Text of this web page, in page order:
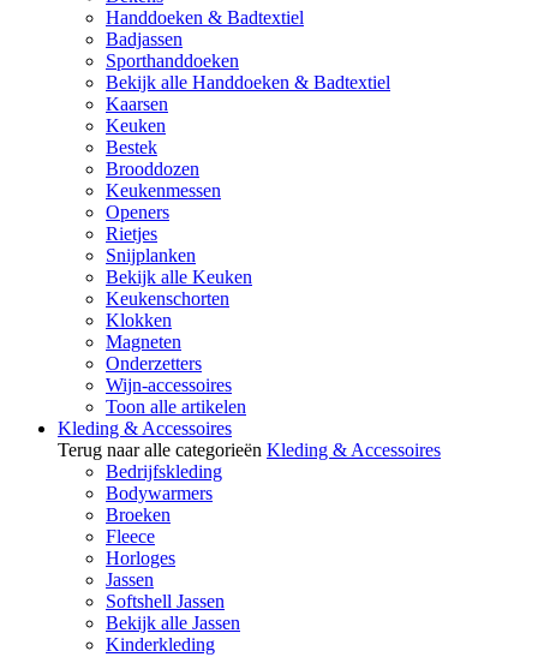
Handdoeken & Badtextiel
Badjassen
Sporthanddoeken
Bekijk alle Handdoeken & Badtextiel
Kaarsen
Keuken
Bestek
Brooddozen
Keukenmessen
Openers
Rietjes
Snijplanken
Bekijk alle Keuken
Keukenschorten
Klokken
Magneten
Onderzetters
Wijn-accessoires
Toon alle artikelen
Kleding & Accessoires
Terug naar alle categorieën Kleding & Accessoires
Bedrijfskleding
Bodywarmers
Broeken
Fleece
Horloges
Jassen
Softshell Jassen
Bekijk alle Jassen
Kinderkleding